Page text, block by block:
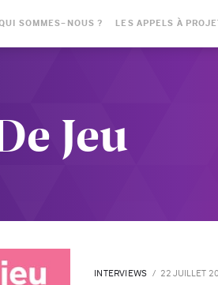
SOMMES-NOUS ? LES APPELS À
Jeu
INTERVIEWS 22 JUILLET